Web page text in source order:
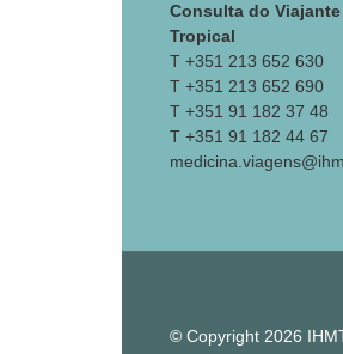
Consulta do
Tropical
T +351 213 652 630
T +351 213 652 690
T +351 91 182 37 48
T +351 91 182 44 67
© Copyright 2026